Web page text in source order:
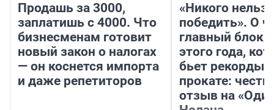
Продашь за 3000,
заплатишь с 4000. Что
бизнесменам готовит
новый закон о налогах
— он коснется импорта
и даже репетиторов
«Никого нельзя
победить». О
главный
этого года,
бьет рекорды в
прокате:
отзыв на